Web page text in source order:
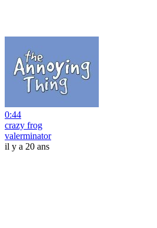
0:44
crazy frog
valerminator
il y a 20 ans